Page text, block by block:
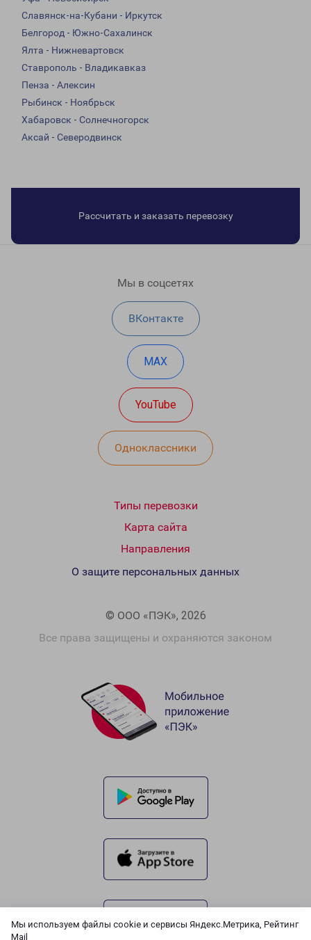
Мы используем файлы cookie и сервисы Яндекс.Метрика, Рейтинг
Mail
Славянск-на-Кубани - Иркутск
Белгород - Южно-Сахалинск
Ялта - Нижневартовск
Ставрополь - Владикавказ
Пенза - Алексин
Рыбинск - Ноябрьск
Хабаровск - Солнечногорск
Аксай - Северодвинск
Рассчитать и заказать перевозку
Мы в соцсетях
ВКонтакте
MAX
YouTube
Одноклассники
Типы перевозки
Карта сайта
Направления
© ООО «ПЭК», 2026
Все права защищены и охраняются законом
О защите персональных данных